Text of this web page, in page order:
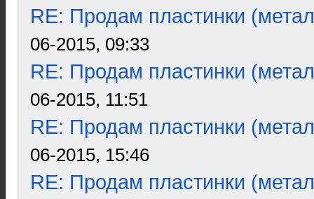
RE: Продам пластинки
06-2015, 09:33
RE: Продам пластинки
06-2015, 11:51
RE: Продам пластинки
06-2015, 15:46
RE: Продам пластинки